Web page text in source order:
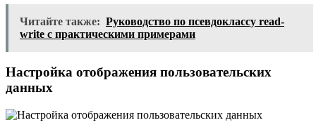
Читайте также: Руководство по псевдоклассу read-
write с практическими примерами
Настройка отображения пользовательских
данных